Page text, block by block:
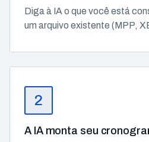
Diga à IA o que você está
um arquivo existente (MPP,
2
A IA monta seu